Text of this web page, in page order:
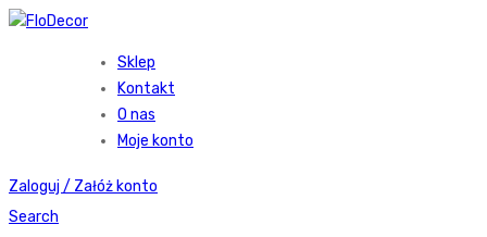
Sklep
Kontakt
O nas
Moje konto
Zaloguj / Załóż konto
Search